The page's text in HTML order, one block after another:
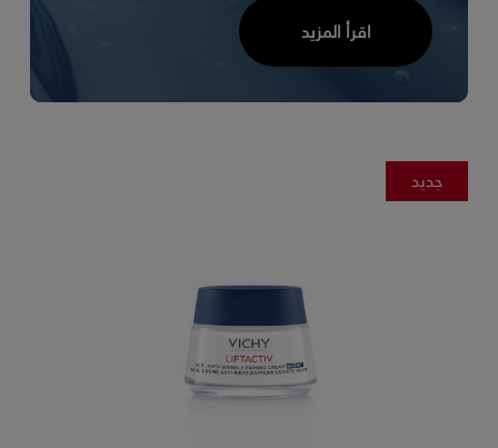
اقرأ المزيد
جديد